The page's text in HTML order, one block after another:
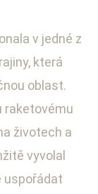
v jedné z
která
oblast.
raketovému
životech a
vyvolal
uspořádat